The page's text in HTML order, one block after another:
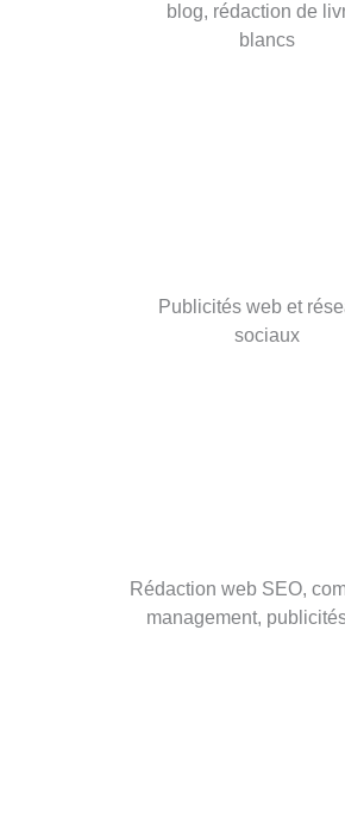
blog, rédaction de
blancs
Publicités web et
sociaux
Rédaction web SEO,
management,